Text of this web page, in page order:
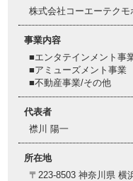
株式会社コーエーテク
事業内容
■エンタテインメント事
■アミューズメント事業
■不動産事業/その他
代表者
襟川 陽一
所在地
〒223-8503 神奈川県 横